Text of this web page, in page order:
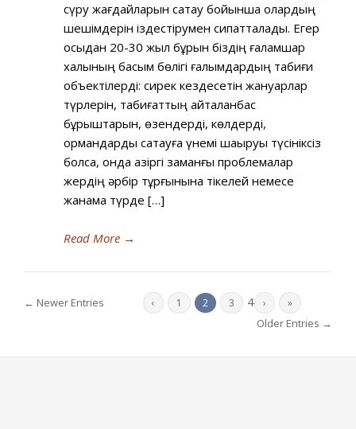
сүру жағдайларын сақтау бойынша олардың
шешімдерін іздестірумен сипатталады. Егер
осыдан 20-30 жыл бұрын біздің ғаламшар
халқының басым бөлігі ғалымдардың табиғи
объектілерді: сирек кездесетін жануарлар
түрлерін, табиғаттың қайталанбас
бұрыштарын, өзендерді, көлдерді,
ормандарды сақтауға үнемі шақыруы түсініксіз
болса, онда қазіргі заманғы проблемалар
жердің әрбір тұрғынына тікелей немесе
жанама түрде […]
Read More →
← Newer Entries ‹ 1 2 3 4 › »
Older Entries →